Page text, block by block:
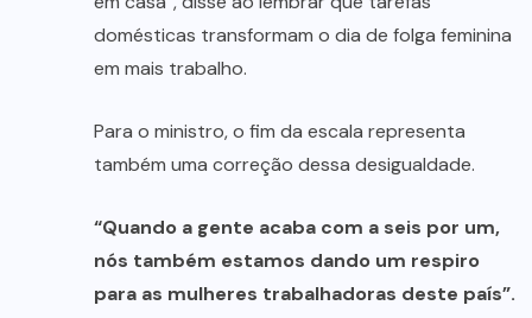
domésticas transformam o dia de folga feminina
em mais trabalho.
Para o ministro, o fim da escala representa
também uma correção dessa desigualdade.
“Quando a gente acaba com a seis por um,
nós também estamos dando um respiro
para as mulheres trabalhadoras deste país”.